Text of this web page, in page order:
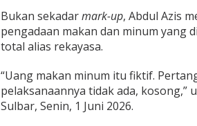
t
P
a
a
?
Bukan sekadarmark-up, Abdul Azis
pengadaan makan dan minum
total alias rekayasa.
“Uang makan minum itu fiktif.
pelaksanaannya tidak ada, kosong,”
Sulbar, Senin, 1 Juni 2026.